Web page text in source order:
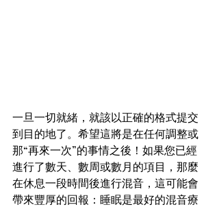
一旦一切就緒，就該以正確的格式提交
到目的地了。希望這將是在任何調整或
那“再來一次”的事情之後！如果您已經
進行了數天、數周或數月的項目，那麼
在休息一段時間後進行混音，這可能會
帶來豐厚的回報：睡眠是最好的混音療